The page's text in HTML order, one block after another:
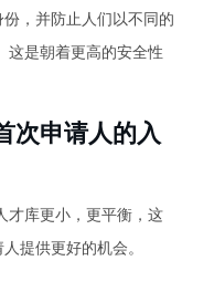
，并防止人们以不同的
这是朝着更高的安全性
次申请人的入
才库更小，更平衡，这
提供更好的机会。